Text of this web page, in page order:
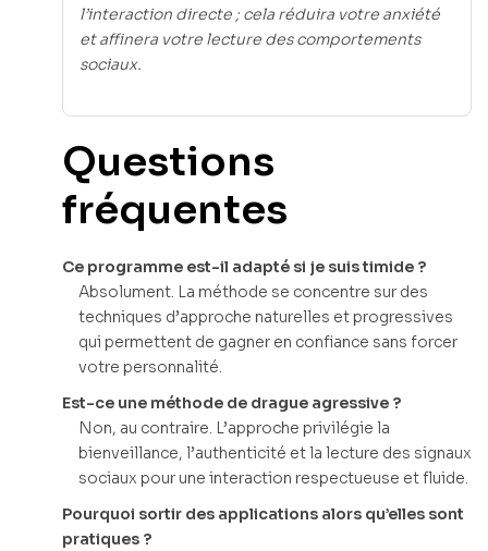
l’interaction directe ; cela réduira votre anxiété
et affinera votre lecture des comportements
sociaux.
Questions
fréquentes
Ce programme est-il adapté si je suis timide ?
Absolument. La méthode se concentre sur des
techniques d’approche naturelles et progressives
qui permettent de gagner en confiance sans forcer
votre personnalité.
Est-ce une méthode de drague agressive ?
Non, au contraire. L’approche privilégie la
bienveillance, l’authenticité et la lecture des signaux
sociaux pour une interaction respectueuse et fluide.
Pourquoi sortir des applications alors qu’elles sont
pratiques ?